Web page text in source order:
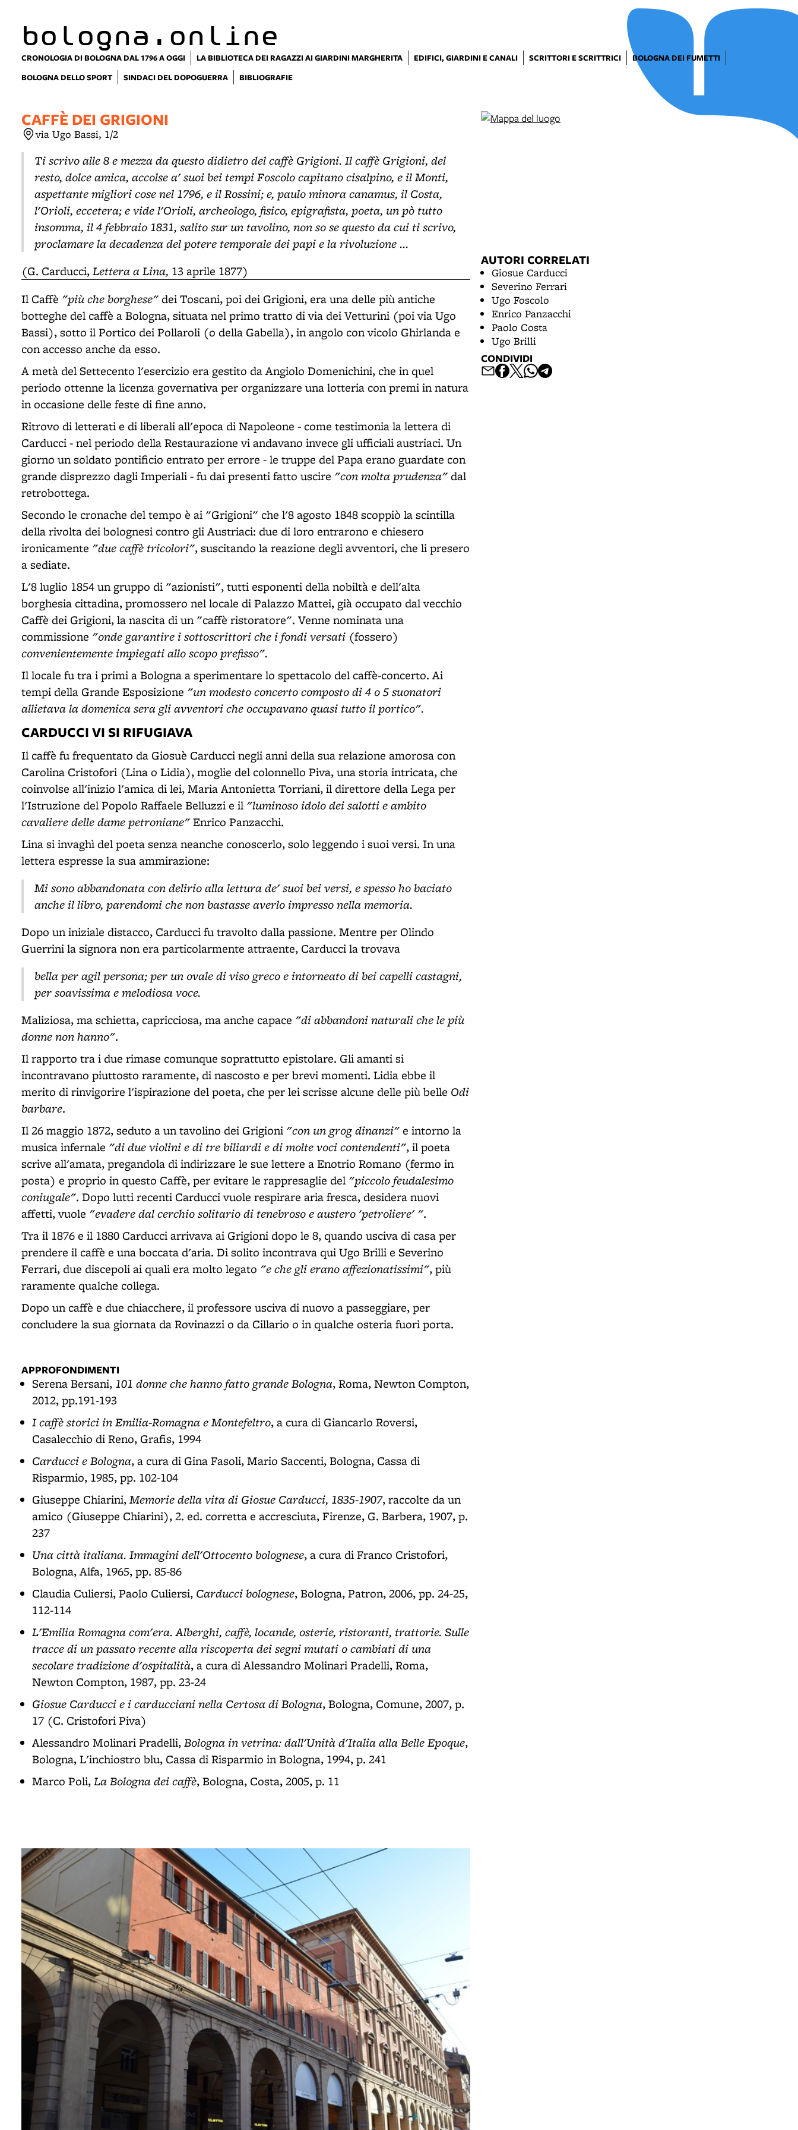
bologna.online
CRONOLOGIA DI BOLOGNA DAL 1796 A OGGI LA BIBLIOTECA DEI RAGAZZI AI GIARDINI MARGHERITA EDIFICI, GIARDINI E CANALI SCRITTORI E SCRITTRICI
BOLOGNA DEI FUMETTI
BOLOGNA DELLO SPORT
SINDACI DEL DOPOGUERRA BIBLIOGRAFIE
CAFFÈ DEI GRIGIONI
via Ugo Bassi, 1/2
Ti scrivo alle 8 e mezza da questo didietro del caffè Grigioni. Il caffè Grigioni, del
resto, dolce amica, accolse a' suoi bei tempi Foscolo capitano cisalpino, e il Monti,
aspettante migliori cose nel 1796, e il Rossini; e, paulo minora canamus, il Costa,
l'Orioli, eccetera; e vide l'Orioli, archeologo, fisico, epigrafista, poeta, un pò tutto
insomma, il 4 febbraio 1831, salito sur un tavolino, non so se questo da cui ti scrivo,
proclamare la decadenza del potere temporale dei papi e la rivoluzione ...
(G. Carducci,Lettera a Lina, 13 aprile 1877)
Il Caffè "più che borghese" dei Toscani, poi dei Grigioni, era una delle più antiche
botteghe del caffè a Bologna, situata nel primo tratto di via dei Vetturini (poi via Ugo
Bassi), sotto il Portico dei Pollaroli (o della Gabella), in angolo con vicolo Ghirlanda e
con accesso anche da esso.
A metà del Settecento l'esercizio era gestito da Angiolo Domenichini, che in quel
periodo ottenne la licenza governativa per organizzare una lotteria con premi in natura
in occasione delle feste di fine anno.
Ritrovo di letterati e di liberali all'epoca di Napoleone - come testimonia la lettera di
Carducci - nel periodo della Restaurazione vi andavano invece gli ufficiali austriaci. Un
giorno un soldato pontificio entrato per errore - le truppe del Papa erano guardate con
grande disprezzo dagli Imperiali - fu dai presenti fatto uscire "con molta prudenza" dal
retrobottega.
Secondo le cronache del tempo è ai "Grigioni" che l'8 agosto 1848 scoppiò la scintilla
della rivolta dei bolognesi contro gli Austriaci: due di loro entrarono e chiesero
ironicamente "due caffè tricolori", suscitando la reazione degli avventori, che li presero
a sediate.
L'8 luglio 1854 un gruppo di "azionisti", tutti esponenti della nobiltà e dell'alta
borghesia cittadina, promossero nel locale di Palazzo Mattei, già occupato dal vecchio
Caffè dei Grigioni, la nascita di un "caffè ristoratore". Venne nominata una
commissione "onde garantire i sottoscrittori che i fondi versati (fossero)
convenientemente impiegati allo scopo prefisso".
Il locale fu tra i primi a Bologna a sperimentare lo spettacolo del caffè-concerto. Ai
tempi della Grande Esposizione "un modesto concerto composto di 4 o 5 suonatori
allietava la domenica sera gli avventori che occupavano quasi tutto il portico".
CARDUCCI VI SI RIFUGIAVA
Il caffè fu frequentato da Giosuè Carducci negli anni della sua relazione amorosa con
Carolina Cristofori (Lina o Lidia), moglie del colonnello Piva, una storia intricata, che
coinvolse all'inizio l'amica di lei, Maria Antonietta Torriani, il direttore della Lega per
l'Istruzione del Popolo Raffaele Belluzzi e il "luminoso idolo dei salotti e ambito
cavaliere delle dame petroniane"Enrico Panzacchi.
Lina si invaghì del poeta senza neanche conoscerlo, solo leggendo i suoi versi. In una
lettera espresse la sua ammirazione:
Mi sono abbandonata con delirio alla lettura de' suoi bei versi, e spesso ho baciato
anche il libro, parendomi che non bastasse averlo impresso nella memoria.
Dopo un iniziale distacco, Carducci fu travolto dalla passione. Mentre per Olindo
Guerrini la signora non era particolarmente attraente, Carducci la trovava
bella per agil persona; per un ovale di viso greco e intorneato di bei capelli castagni,
per soavissima e melodiosa voce.
Maliziosa, ma schietta, capricciosa, ma anche capace "di abbandoni naturali che le più
donne non hanno".
Il rapporto tra i due rimase comunque soprattutto epistolare. Gli amanti si
incontravano piuttosto raramente, di nascosto e per brevi momenti. Lidia ebbe il
merito di rinvigorire l'ispirazione del poeta, che per lei scrisse alcune delle più belle Odi
barbare.
Il 26 maggio 1872, seduto a un tavolino dei Grigioni "con un grog dinanzi" e intorno la
musica infernale "di due violini e di tre biliardi e di molte voci contendenti", il poeta
scrive all'amata, pregandola di indirizzare le sue lettere a Enotrio Romano (fermo in
posta) e proprio in questo Caffè, per evitare le rappresaglie del "piccolo feudalesimo
coniugale". Dopo lutti recenti Carducci vuole respirare aria fresca, desidera nuovi
affetti, vuole "evadere dal cerchio solitario di tenebroso e austero 'petroliere' ".
Tra il 1876 e il 1880 Carducci arrivava ai Grigioni dopo le 8, quando usciva di casa per
prendere il caffè e una boccata d'aria. Di solito incontrava qui Ugo Brilli e Severino
Ferrari, due discepoli ai quali era molto legato "e che gli erano affezionatissimi", più
raramente qualche collega.
Dopo un caffè e due chiacchere, il professore usciva di nuovo a passeggiare, per
concludere la sua giornata da Rovinazzi o da Cillario o in qualche osteria fuori porta.
APPROFONDIMENTI
Serena Bersani, 101 donne che hanno fatto grande Bologna, Roma, Newton Compton,
2012, pp.191-193
I caffè storici in Emilia-Romagna e Montefeltro, a cura di Giancarlo Roversi,
Casalecchio di Reno, Grafis, 1994
Carducci e Bologna, a cura di Gina Fasoli, Mario Saccenti, Bologna, Cassa di
Risparmio, 1985, pp. 102-104
Giuseppe Chiarini,Memorie della vita di Giosue Carducci, 1835-1907, raccolte da un
amico (Giuseppe Chiarini), 2. ed. corretta e accresciuta, Firenze, G. Barbera, 1907, p.
237
Una città italiana. Immagini dell'Ottocento bolognese, a cura di Franco Cristofori,
Bologna, Alfa, 1965, pp. 85-86
Claudia Culiersi, Paolo Culiersi, Carducci bolognese, Bologna, Patron, 2006, pp. 24-25,
112-114
L'Emilia Romagna com'era. Alberghi, caffè, locande, osterie, ristoranti, trattorie. Sulle
tracce di un passato recente alla riscoperta dei segni mutati o cambiati di una
secolare tradizione d'ospitalità, a cura di Alessandro Molinari Pradelli, Roma,
Newton Compton, 1987, pp. 23-24
Giosue Carducci e i carducciani nella Certosa di Bologna, Bologna, Comune, 2007, p.
17 (C. Cristofori Piva)
Alessandro Molinari Pradelli,Bologna in vetrina: dall'Unità d'Italia alla Belle Epoque,
Bologna, L'inchiostro blu, Cassa di Risparmio in Bologna, 1994, p. 241
Marco Poli,La Bologna dei caffè, Bologna, Costa, 2005, p. 11
AUTORI CORRELATI
Giosue Carducci
Severino Ferrari
Ugo Foscolo
Enrico Panzacchi
Paolo Costa
Ugo Brilli
CONDIVIDI